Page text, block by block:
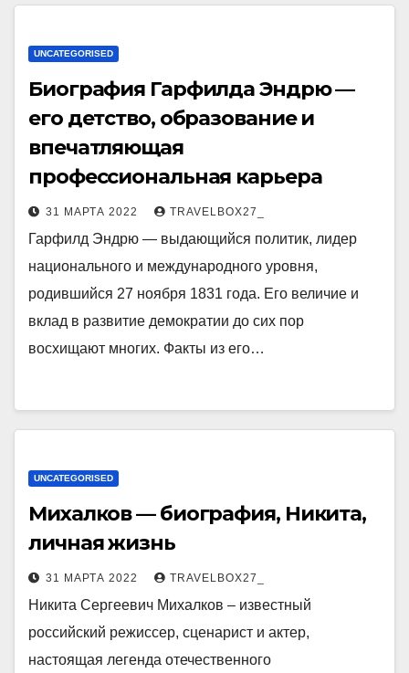
UNCATEGORISED
Биография Гарфилда Эндрю —
его детство, образование и
впечатляющая
профессиональная карьера
31 МАРТА 2022 TRAVELBOX27_
Гарфилд Эндрю — выдающийся политик, лидер
национального и международного уровня,
родившийся 27 ноября 1831 года. Его величие и
вклад в развитие демократии до сих пор
восхищают многих. Факты из его…
UNCATEGORISED
Михалков — биография, Никита,
личная жизнь
31 МАРТА 2022 TRAVELBOX27_
Никита Сергеевич Михалков – известный
российский режиссер, сценарист и актер,
настоящая легенда отечественного